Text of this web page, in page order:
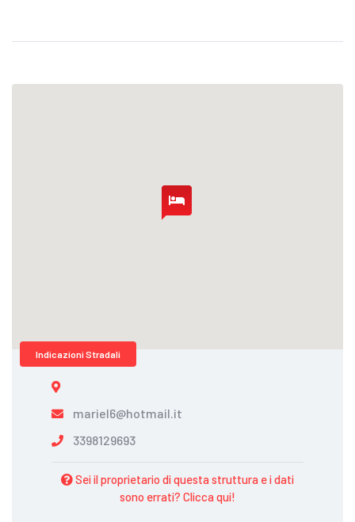
Indicazioni Stradali
mariel6@hotmail.it
3398129693
Sei il proprietario di questa struttura e i dati
sono errati? Clicca qui!